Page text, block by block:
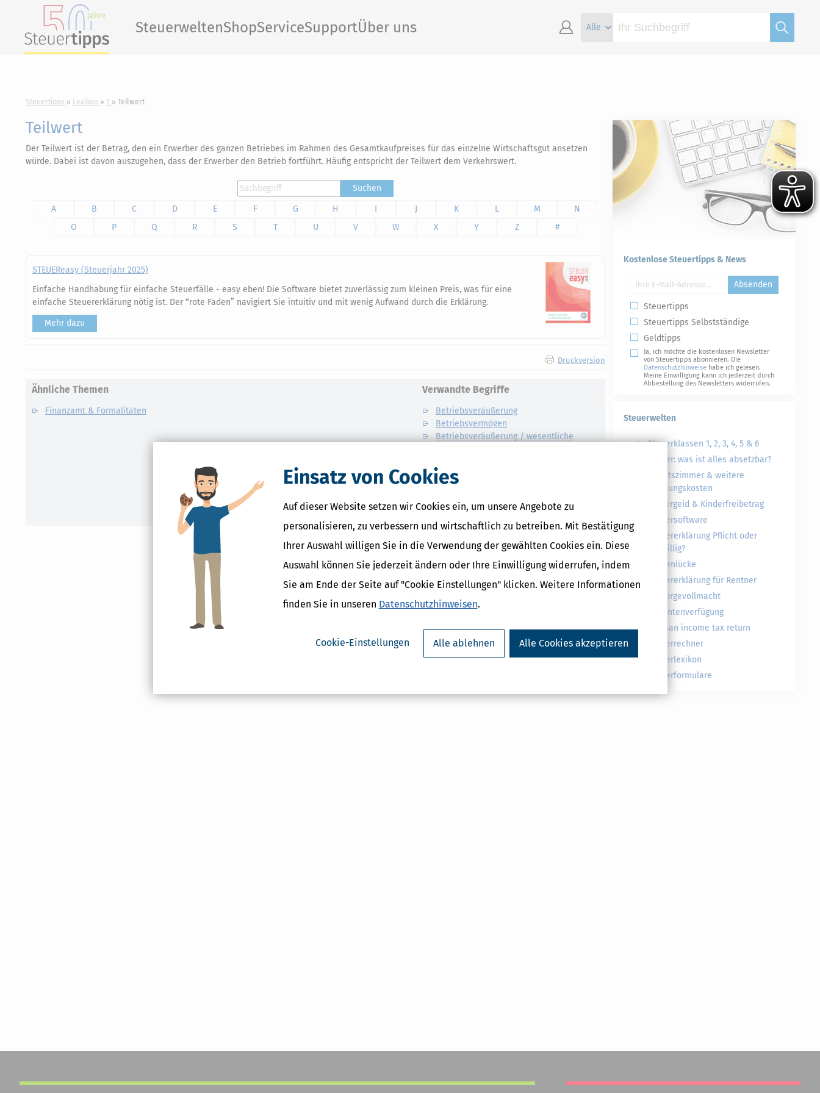
Einsatz von Cookies
Auf dieser Website setzen wir Cookies ein, um unsere Angebote zu
personalisieren, zu verbessern und wirtschaftlich zu betreiben. Mit Bestätigung
Ihrer Auswahl willigen Sie in die Verwendung der gewählten Cookies ein. Diese
Auswahl können Sie jederzeit ändern oder Ihre Einwilligung widerrufen, indem
Sie am Ende der Seite auf "Cookie Einstellungen" klicken. Weitere Informationen
finden Sie in unseren Datenschutzhinweisen.
Cookie-Einstellungen Alle ablehnen Alle Cookies akzeptieren
SteuerweltenShopServiceSupportÜber uns
Steuertipps Lexikon T Teilwert
Teilwert
Der Teilwert ist der Betrag, den ein Erwerber des ganzen Betriebes im Rahmen des Gesamtkaufpreises für das einzelne Wirtschaftsgut ansetzen
würde. Dabei ist davon auszugehen, dass der Erwerber den Betrieb fortführt. Häufig entspricht der Teilwert dem Verkehrswert.
Suchen
A
B C D E F G H I J K L M
N
O
P Q R S T U V W X Y Z #
STEUEReasy (Steuerjahr 2025)
Einfache Handhabung für einfache Steuerfälle - easy eben! Die Software bietet zuverlässig zum kleinen Preis, was für eine
einfache Steuererklärung nötig ist. Der “rote Faden” navigiert Sie intuitiv und mit wenig Aufwand durch die Erklärung.
Mehr dazu
Druckversion
Ähnliche Themen
Finanzamt & Formalitäten
Verwandte Begriffe
Betriebsveräußerung
Betriebsvermögen
Betriebsveräußerung / wesentliche
Betriebsveräußerung / Freibetrag
Betriebsveräußerung / Entgelt
Betriebsveräußerung /
Mitunternehmeranteil
Kostenlose Steuertipps & News
Absenden
Steuertipps
Steuertipps Selbstständige
Geldtipps
Ja, ich möchte die kostenlosen Newsletter
von Steuertipps abonnieren. Die
Datenschutzhinweise habe ich gelesen.
Meine Einwilligung kann ich jederzeit durch
Abbestellung des Newsletters widerrufen.
Steuerwelten
Steuerklassen 1, 2, 3, 4, 5 & 6
Steuer: was ist alles absetzbar?
Arbeitszimmer & weitere
Werbungskosten
Kindergeld & Kinderfreibetrag
Steuersoftware
Steuererklärung Pflicht oder
freiwillig?
Rentenlücke
Steuererklärung für Rentner
Vorsorgevollmacht
Patientenverfügung
German income tax return
Steuerrechner
Steuerlexikon
Steuerformulare